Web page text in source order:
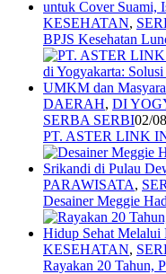
KESEHATAN,
BPJS Kesehatan
DAERAH, DI
SERBA SERBI02/
PT. ASTER LINK
PARAWISATA,
Desainer Meggie
KESEHATAN,
Rayakan 20 Tahun,